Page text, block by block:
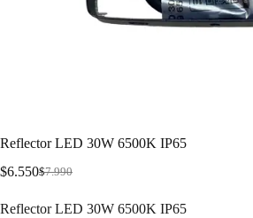
Reflector LED 30W 6500K IP65
$7.990
$6.550
Reflector LED 30W 6500K IP65